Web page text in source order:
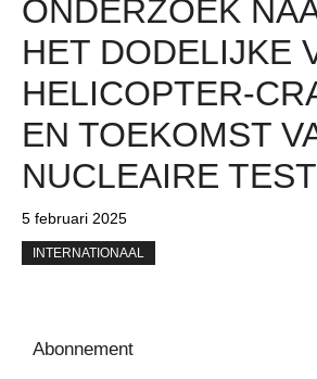
ONDERZOEK
HET DODELIJKE
HELICOPTER-
EN TOEKOMST
NUCLEAIRE
5 februari 2025
INTERNATIONAAL
Abonnement